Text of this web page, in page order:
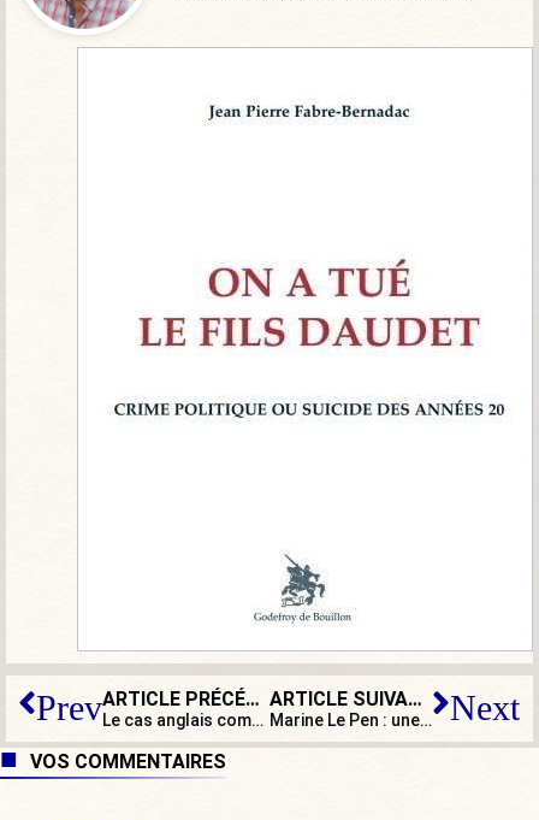
Prev ARTICLE PRÉCÉDENT
Le cas anglais comme source d’inspiration pour la droite française ?
ARTICLE SUIVANT
Marine Le Pen : une déroute ? Next
VOS COMMENTAIRES